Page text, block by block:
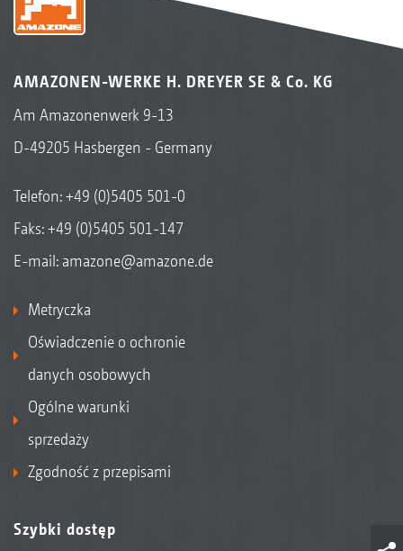
AMAZONEN-WERKE H. DREYER SE & Co. KG
Am Amazonenwerk 9-13
D-49205 Hasbergen - Germany
Telefon:+49 (0)5405 501-0
Faks: +49 (0)5405 501-147
E-mail: amazone@amazone.de
Metryczka
Oświadczenie o ochronie
danych osobowych
Ogólne warunki
sprzedaży
Zgodność z przepisami
Szybki dostęp